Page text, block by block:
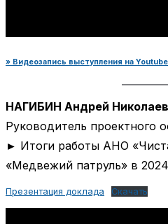
» Видеозапись выступления на Youtube
НАГИБИН Андрей
Руководитель проектного
► Итоги работы АНО
«Медвежий патруль» в
Презентация доклада Скачать